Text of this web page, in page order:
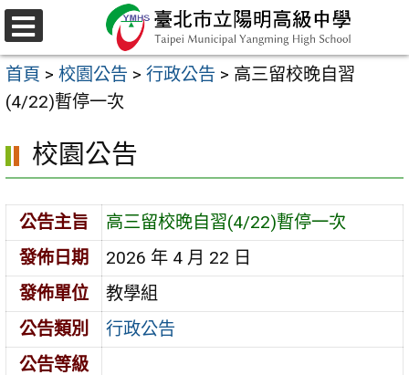
跳
至
主
要
容
區
選
單
首頁 > 校園公告 > 行政公告 > 高三留校晚自習
(4/22)暫停一次
校園公告
公告主旨
高三留校晚自習(4/22)暫停一次
發佈日期
2026 年 4 月 22 日
發佈單位
教學組
公告類別
行政公告
公告等級